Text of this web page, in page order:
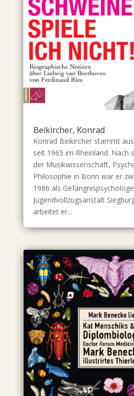
Beikircher, Konrad
Konrad Beikircher stammt
seit 1965 im Rheinland. Nach
der Musikwissenschaft,
Philosophie in Bonn war er
1986 als
Jugendvollzugsanstalt
arbeitet er...